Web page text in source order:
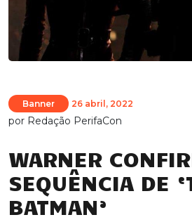
Banner 26 abril, 2022
por Redação PerifaCon
WARNER
SEQUÊNCIA DE
BATMAN’